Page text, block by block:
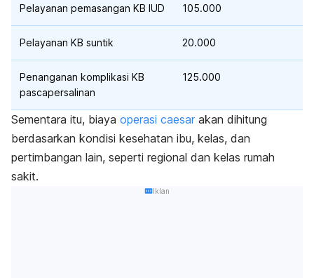
Pelayanan pemasangan KB IUD 105.000
Pelayanan KB suntik 20.000
Penanganan komplikasi KB
pascapersalinan
125.000
Sementara itu, biaya operasi caesar akan dihitung
berdasarkan kondisi kesehatan ibu, kelas, dan
pertimbangan lain, seperti regional dan kelas rumah
sakit.
Iklan